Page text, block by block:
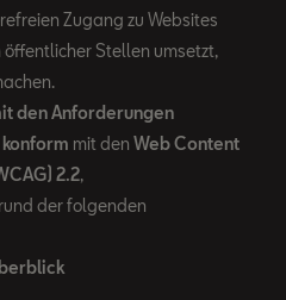
Zugang zu Websites
Stellen umsetzt,
den Anforderungen
mit den Web Content
2.2,
der folgenden